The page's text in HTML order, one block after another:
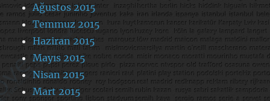
Ağustos 2015
Temmuz 2015
Haziran 2015
Mayıs 2015
Nisan 2015
Mart 2015